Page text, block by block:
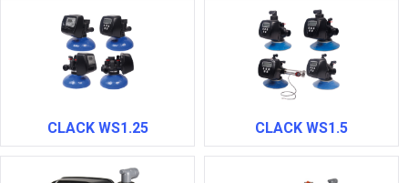
CLACK WS1.25 CLACK WS1.5